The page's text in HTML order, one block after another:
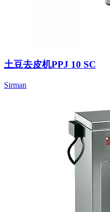
土豆去皮机PPJ 10 SC
Sirman